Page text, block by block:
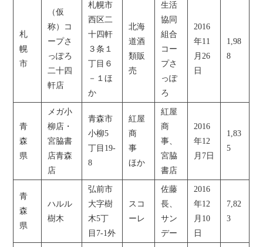
札
幌
市
（仮
称）コ
ープさ
っぽろ
二十四
軒店
札幌市
西区二
十四軒
３条１
丁目６
－１ほ
か
北海
道酒
類販
売
生活
協同
組合
コー
プさ
っぽ
ろ
2016
年11
月26
日
1,98
8
青
森
県
メガ小
柳店・
宮脇書
店青森
店
青森市
小柳5
丁目19-
8
紅屋
商
事
ほか
紅屋
商
事、
宮脇
書店
2016
年12
月7日
1,83
5
青
森
県
ハルル
樹木
弘前市
大字樹
木5丁
目7-1外
スコ
ーレ
佐藤
長、
サン
デー
2016
年12
月10
日
7,82
3